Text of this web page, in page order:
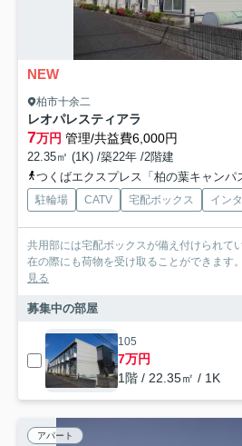
NEW
柏市十余二
レオパレスティアラ
7万円 管理/共益費6,000円
22.35㎡ (1K) /築22年 /2階建
つくばエクスプレス「柏の葉キャンパ
駐輪場 CATV 宅配ボックス イン
共用部には宅配ボックスが備え付けられて
在の際にも荷物を受け取ることができます
見る
募集中の部屋
105
7万円
1階 / 22.35㎡ / 1K
アパート